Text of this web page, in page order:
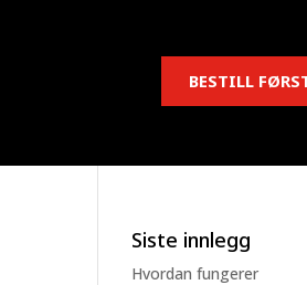
BESTILL
Siste innlegg
Hvordan fungerer